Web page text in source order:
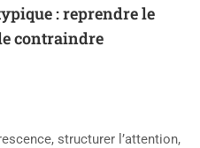
: reprendre le
contraindre
structurer l’attention,